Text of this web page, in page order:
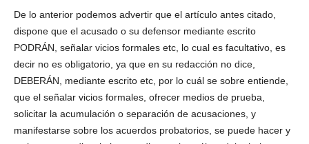
De lo anterior podemos advertir que el artículo antes citado,
dispone que el acusado o su defensor mediante escrito
PODRÁN, señalar vicios formales etc, lo cual es facultativo, es
decir no es obligatorio, ya que en su redacción no dice,
DEBERÁN, mediante escrito etc, por lo cuál se sobre entiende,
que el señalar vicios formales, ofrecer medios de prueba,
solicitar la acumulación o separación de acusaciones, y
manifestarse sobre los acuerdos probatorios, se puede hacer y